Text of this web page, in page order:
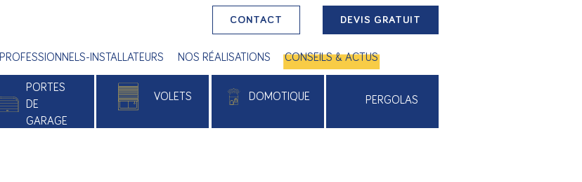
CONTACT DEVIS GRATUIT
PROFESSIONNELS-INSTALLATEURS NOS RÉALISATIONS CONSEILS & ACTUS
PORTES
DE
GARAGE
VOLETS DOMOTIQUE PERGOLAS